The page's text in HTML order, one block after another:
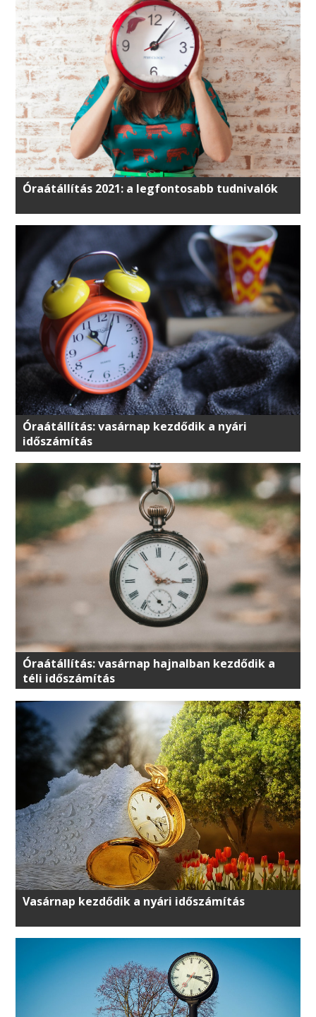
Óraátállítás 2021: a legfontosabb tudnivalók
Óraátállítás: vasárnap kezdődik a nyári
időszámítás
Óraátállítás: vasárnap hajnalban kezdődik a
téli időszámítás
Vasárnap kezdődik a nyári időszámítás